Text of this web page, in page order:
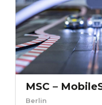
MSC –
Berlin